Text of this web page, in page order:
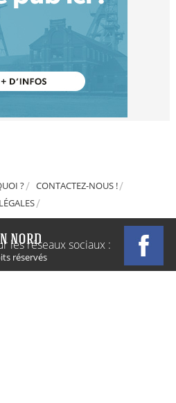
?
CONTACTEZ-NOUS !
réservés
les réseaux sociaux :